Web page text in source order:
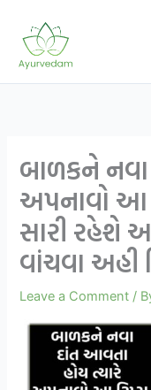
content
બાળકને નવા
અપનાવો આ
સારી રહેશે
વાંચવા અહી
Leave a Comment /